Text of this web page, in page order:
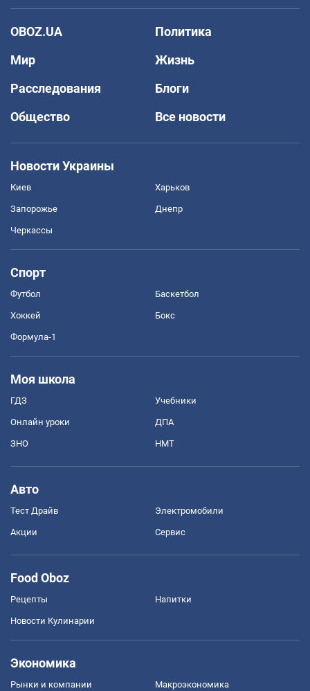
OBOZ.UA
Политика
Мир
Жизнь
Расследования
Блоги
Общество
Все новости
Новости Украины
Киев Харьков
Запорожье Днепр
Черкассы
Спорт
Футбол Баскетбол
Хоккей Бокс
Формула-1
Моя школа
ГДЗ Учебники
Онлайн уроки ДПА
ЗНО НМТ
Авто
Тест Драйв Электромобили
Акции Сервис
Food Oboz
Рецепты Напитки
Новости Кулинарии
Экономика
Рынки и компании Mакроэкономика